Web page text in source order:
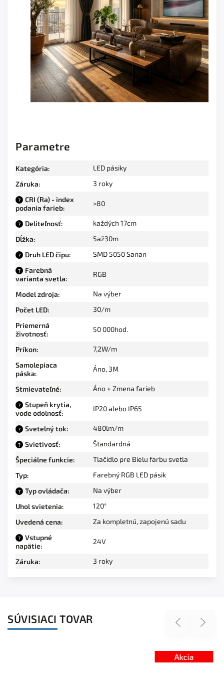
Parametre
Kategória:
LED pásiky
Záruka: 3 roky
?
CRI (Ra) - index
podania farieb:
>80
? Deliteľnosť:
každých 17cm
Dĺžka: 5až30m
? Druh LED čipu: SMD 5050 Sanan
?
Farebná
varianta svetla:
RGB
Model zdroja:
Na výber
Počet LED:
30/m
Priemerná
životnosť:
50 000hod.
Príkon:
7,2W/m
Samolepiaca
páska:
Áno, 3M
Stmievateľné: Áno + Zmena farieb
?
Stupeň krytia,
vode odolnosť:
IP20 alebo IP65
? Svetelný tok: 480lm/m
? Svietivosť:
Štandardná
Špeciálne funkcie:
Tlačidlo pre Bielu farbu svetla
Typ: Farebný RGB LED pásik
? Typ ovládača:
Na výber
Uhol svietenia:
120°
Uvedená cena: Za kompletnú, zapojenú sadu
?
Vstupné
napätie:
24V
Záruka: 3 roky
SÚVISIACI TOVAR Previous Next